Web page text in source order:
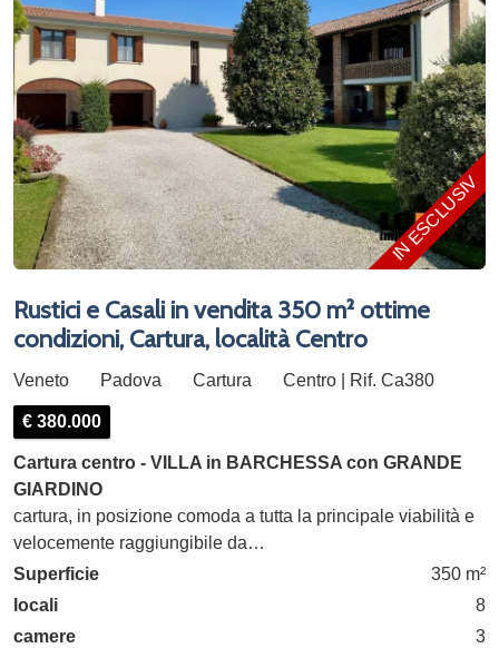
IN ESCLUSIVA
Rustici e Casali in vendita 350 m² ottime
condizioni, Cartura, località Centro
Veneto Padova Cartura Centro | Rif. Ca380
€ 380.000
Cartura centro - VILLA in BARCHESSA con GRANDE
GIARDINO
cartura, in posizione comoda a tutta la principale viabilità e
velocemente raggiungibile da…
Superficie
350 m²
locali
8
camere
3